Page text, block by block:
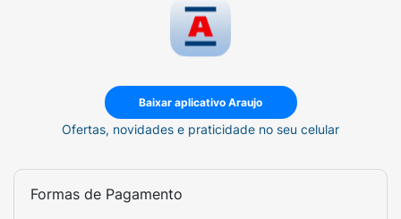
Baixar aplicativo Araujo
Ofertas, novidades e praticidade no seu celular
Formas de Pagamento